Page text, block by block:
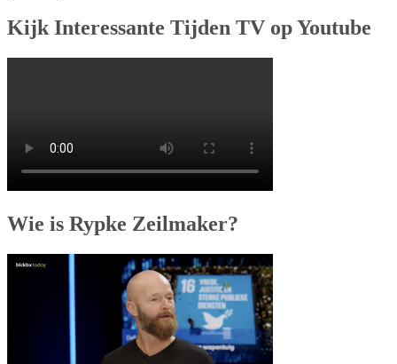
Kijk Interessante Tijden TV op Youtube
Wie is Rypke Zeilmaker?